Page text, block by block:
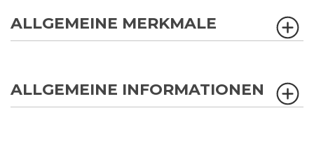
ALLGEMEINE MERKMALE
ALLGEMEINE INFORMATIONEN